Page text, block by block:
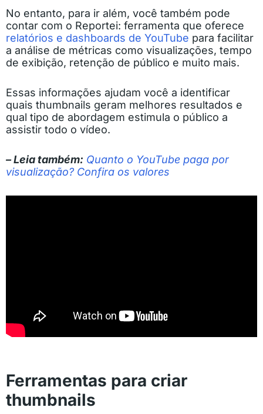
No entanto, para ir além, você também pode
contar com o Reportei: ferramenta que oferece
relatórios e dashboards de YouTube para facilitar
a análise de métricas como visualizações, tempo
de exibição, retenção de público e muito mais.
Essas informações ajudam você a identificar
quais thumbnails geram melhores resultados e
qual tipo de abordagem estimula o público a
assistir todo o vídeo.
– Leia também: Quanto o YouTube paga por
visualização? Confira os valores
Ferramentas para criar
thumbnails